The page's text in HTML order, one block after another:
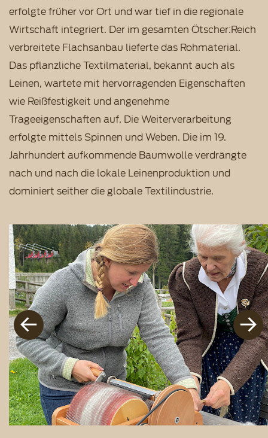
erfolgte früher vor Ort und war tief in die regionale
Wirtschaft integriert. Der im gesamten Ötscher:Reich
verbreitete Flachsanbau lieferte das Rohmaterial.
Das pflanzliche Textilmaterial, bekannt auch als
Leinen, wartete mit hervorragenden Eigenschaften
wie Reißfestigkeit und angenehme
Trageeigenschaften auf. Die Weiterverarbeitung
erfolgte mittels Spinnen und Weben. Die im 19.
Jahrhundert aufkommende Baumwolle verdrängte
nach und nach die lokale Leinenproduktion und
dominiert seither die globale Textilindustrie.